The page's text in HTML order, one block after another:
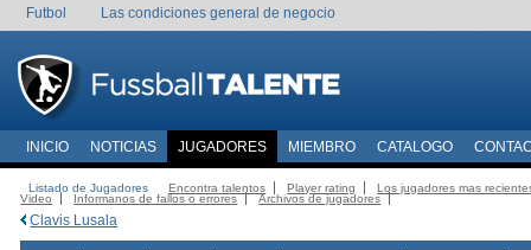
Futbol Las condiciones general de negocio
INICIO NOTICIAS JUGADORES MIEMBRO CATALOGO
Listado de Jugadores Encontra talentos Player rating
Los jugadores mas
Video
Informanos de fallos o errores Archivos de jugadores
Clavis Lusala